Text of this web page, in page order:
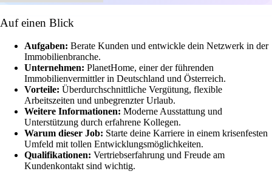
Auf einen Blick
Aufgaben: Berate Kunden und entwickle dein Netzwerk in der
Immobilienbranche.
Unternehmen: PlanetHome, einer der führenden
Immobilienvermittler in Deutschland und Österreich.
Vorteile: Überdurchschnittliche Vergütung, flexible
Arbeitszeiten und unbegrenzter Urlaub.
Weitere Informationen: Moderne Ausstattung und
Unterstützung durch erfahrene Kollegen.
Warum dieser Job: Starte deine Karriere in einem krisenfesten
Umfeld mit tollen Entwicklungsmöglichkeiten.
Qualifikationen: Vertriebserfahrung und Freude am
Kundenkontakt sind wichtig.